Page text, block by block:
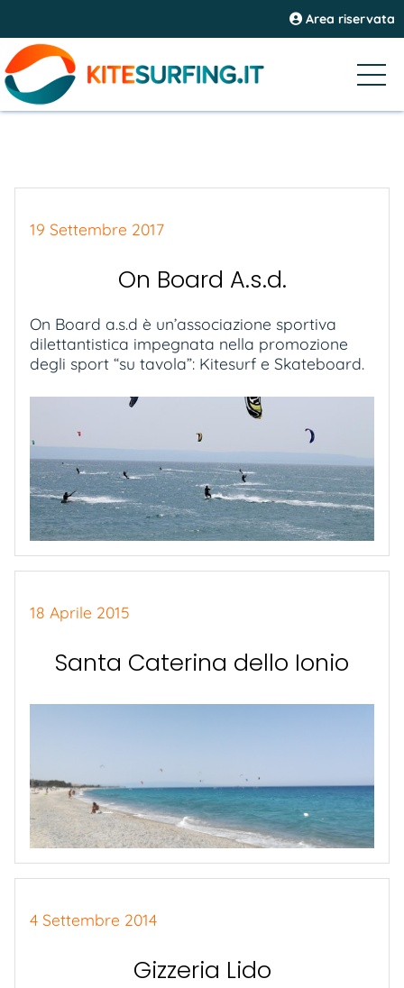
Area riservata
19 Settembre 2017
On Board A.s.d.
On Board a.s.d è un’associazione sportiva
dilettantistica impegnata nella promozione
degli sport “su tavola”: Kitesurf e Skateboard.
18 Aprile 2015
Santa Caterina dello Ionio
4 Settembre 2014
Gizzeria Lido